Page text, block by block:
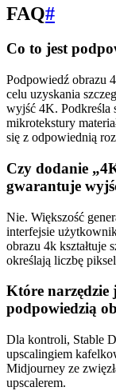
FAQ#
Co to jest
Podpowiedź obrazu
celu uzyskania
wyjść 4K. Podkreśla
mikrotekstury
się z odpowiednią
Czy dodanie
gwarantuje
Nie. Większość
interfejsie
obrazu 4k kształtuje
określają liczbę
Które narzędzie
podpowiedzią
Dla kontroli, Stable
upscalingiem
Midjourney ze
upscalerem.